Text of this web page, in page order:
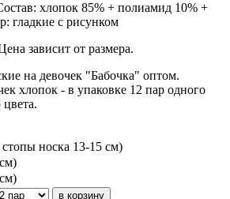
хлопок 85% + полиамид 10% +
гладкие с рисунком
зависит от размера.
на девочек "Бабочка" оптом.
хлопок - в упаковке 12 пар одного
цвета.
носка 13-15 см)